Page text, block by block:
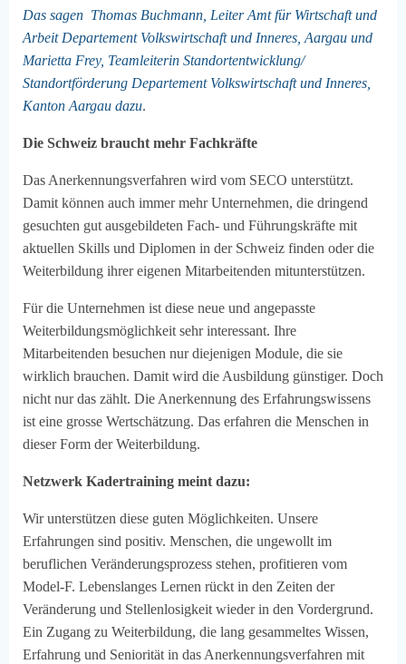
Das sagen Thomas Buchmann, Leiter Amt für Wirtschaft und
Arbeit Departement Volkswirtschaft und Inneres, Aargau und
Marietta Frey, Teamleiterin Standortentwicklung/
Standortförderung Departement Volkswirtschaft und Inneres,
Kanton Aargau dazu.
Die Schweiz braucht mehr Fachkräfte
Das Anerkennungsverfahren wird vom SECO unterstützt.
Damit können auch immer mehr Unternehmen, die dringend
gesuchten gut ausgebildeten Fach- und Führungskräfte mit
aktuellen Skills und Diplomen in der Schweiz finden oder die
Weiterbildung ihrer eigenen Mitarbeitenden mitunterstützen.
Für die Unternehmen ist diese neue und angepasste
Weiterbildungsmöglichkeit sehr interessant. Ihre
Mitarbeitenden besuchen nur diejenigen Module, die sie
wirklich brauchen. Damit wird die Ausbildung günstiger. Doch
nicht nur das zählt. Die Anerkennung des Erfahrungswissens
ist eine grosse Wertschätzung. Das erfahren die Menschen in
dieser Form der Weiterbildung.
Netzwerk Kadertraining meint dazu:
Wir unterstützen diese guten Möglichkeiten. Unsere
Erfahrungen sind positiv. Menschen, die ungewollt im
beruflichen Veränderungsprozess stehen, profitieren vom
Model-F. Lebenslanges Lernen rückt in den Zeiten der
Veränderung und Stellenlosigkeit wieder in den Vordergrund.
Ein Zugang zu Weiterbildung, die lang gesammeltes Wissen,
Erfahrung und Seniorität in das Anerkennungsverfahren mit